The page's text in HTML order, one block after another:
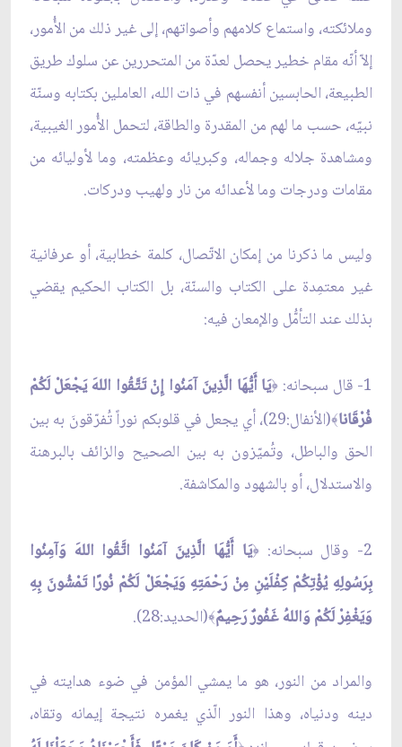
وملائكته، واستماع كلامهم وأصواتهم، إلى غير ذلك من الأُمور،
إلاّ أنّه مقام خطير يحصل لعدّة من المتحررين عن سلوك طريق
الطبيعة، الحابسين أنفسهم في ذات الله، العاملين بكتابه وسنّة
نبيّه، حسب ما لهم من المقدرة والطاقة، لتحمل الأُمور الغيبية،
ومشاهدة جلاله وجماله، وكبريائه وعظمته، وما لأوليائه من
مقامات ودرجات وما لأعدائه من نار ولهيب ودركات.
وليس ما ذكرنا من إمكان الاتّصال، كلمة خطابية، أو عرفانية
غير معتمِدة على الكتاب والسنّة، بل الكتاب الحكيم يقضي
بذلك عند التأمُّل والإمعان فيه:
1- قال سبحانه: ﴿يَا أَيُّهَا الَّذِينَ آمَنُوا إِنْ تَتَّقُوا اللهَ يَجْعَلْ لَكُمْ
فُرْقَانا﴾
(الأنفال:29)، أي يجعل في قلوبكم نوراً تُفرّقونَ به بين
الحق والباطل، وتُميّزون به بين الصحيح والزائف بالبرهنة
والاستدلال، أو بالشهود والمكاشفة.
2- وقال سبحانه: ﴿يَا أَيُّهَا الَّذِينَ آمَنُوا اتَّقُوا اللهَ وَآمِنُوا
بِرَسُولِهِ يُؤْتِكُمْ كِفْلَيْنِ مِنْ رَحْمَتِهِ وَيَجْعَلْ لَكُمْ نُورًا تَمْشُونَ بِهِ
وَيَغْفِرْ لَكُمْ وَاللهُ غَفُورٌ رَحِيمٌ﴾(الحديد:28).
والمراد من النور، هو ما يمشي المؤمن في ضوء هدايته في
دينه ودنياه، وهذا النور الّذي يغمره نتيجة إيمانه وتقاه،